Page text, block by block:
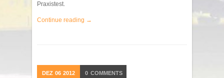
Praxistest.
Continue reading →
DEZ 06 2012 0 COMMENTS